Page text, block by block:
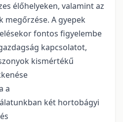
élőhelyeken, valamint az
megőrzése. A gyepek
fontos figyelembe
kapcsolatot,
kismértékű
a
két hortobágyi